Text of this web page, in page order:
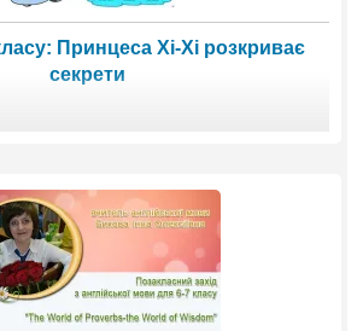
Принцеса Хі-Хі розкриває
секрети